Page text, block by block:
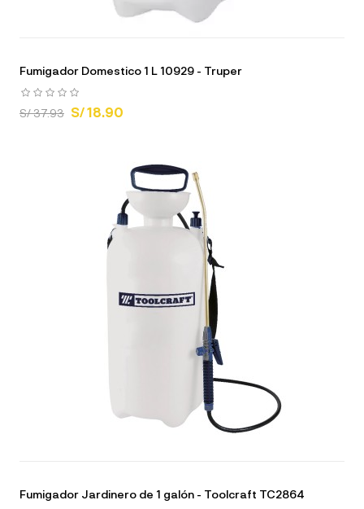
Fumigador Domestico 1 L 10929 - Truper
S/ 37.93 S/ 18.90
Fumigador Jardinero de 1 galón - Toolcraft TC2864